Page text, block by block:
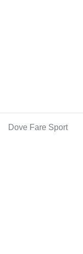
Dove Fare Sport